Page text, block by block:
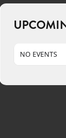
NO EVENTS